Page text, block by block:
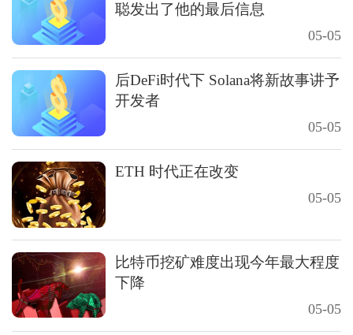
聪发出了他的最后信息
05-05
后DeFi时代下 Solana将新故事讲予
开发者
05-05
ETH 时代正在改变
05-05
比特币挖矿难度出现今年最大程度
下降
05-05